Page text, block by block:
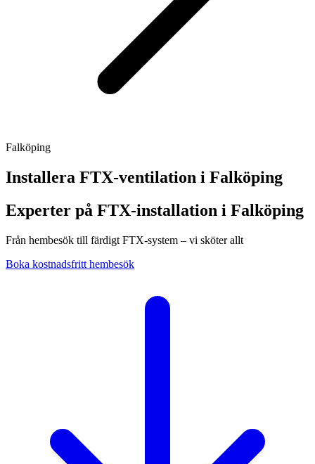
Falköping
Installera FTX-ventilation i Falköping
Experter på FTX-installation i Falköping
Från hembesök till färdigt FTX-system – vi sköter allt
Boka kostnadsfritt hembesök